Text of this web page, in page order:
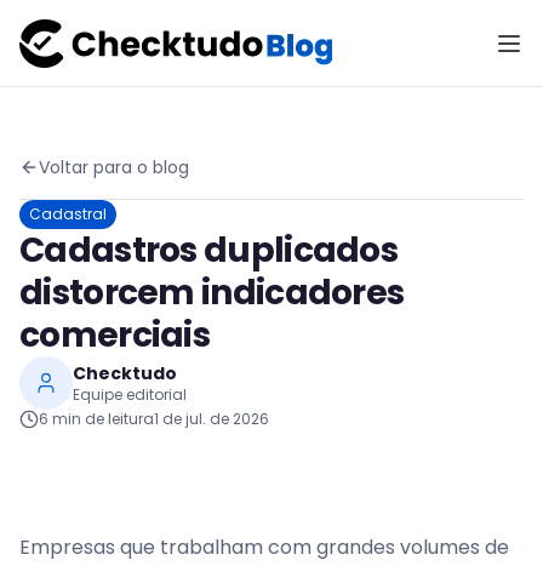
Voltar para o blog
Cadastral
Cadastros duplicados
distorcem indicadores
comerciais
Checktudo
Equipe editorial
6 min de leitura1 de jul. de 2026
Empresas que trabalham com grandes volumes de